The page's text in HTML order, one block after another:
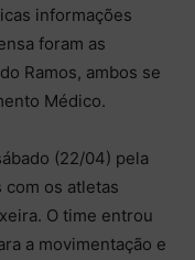
informações
foram as
Ramos, ambos se
Médico.
(22/04) pela
com os atletas
O time entrou
a movimentação e